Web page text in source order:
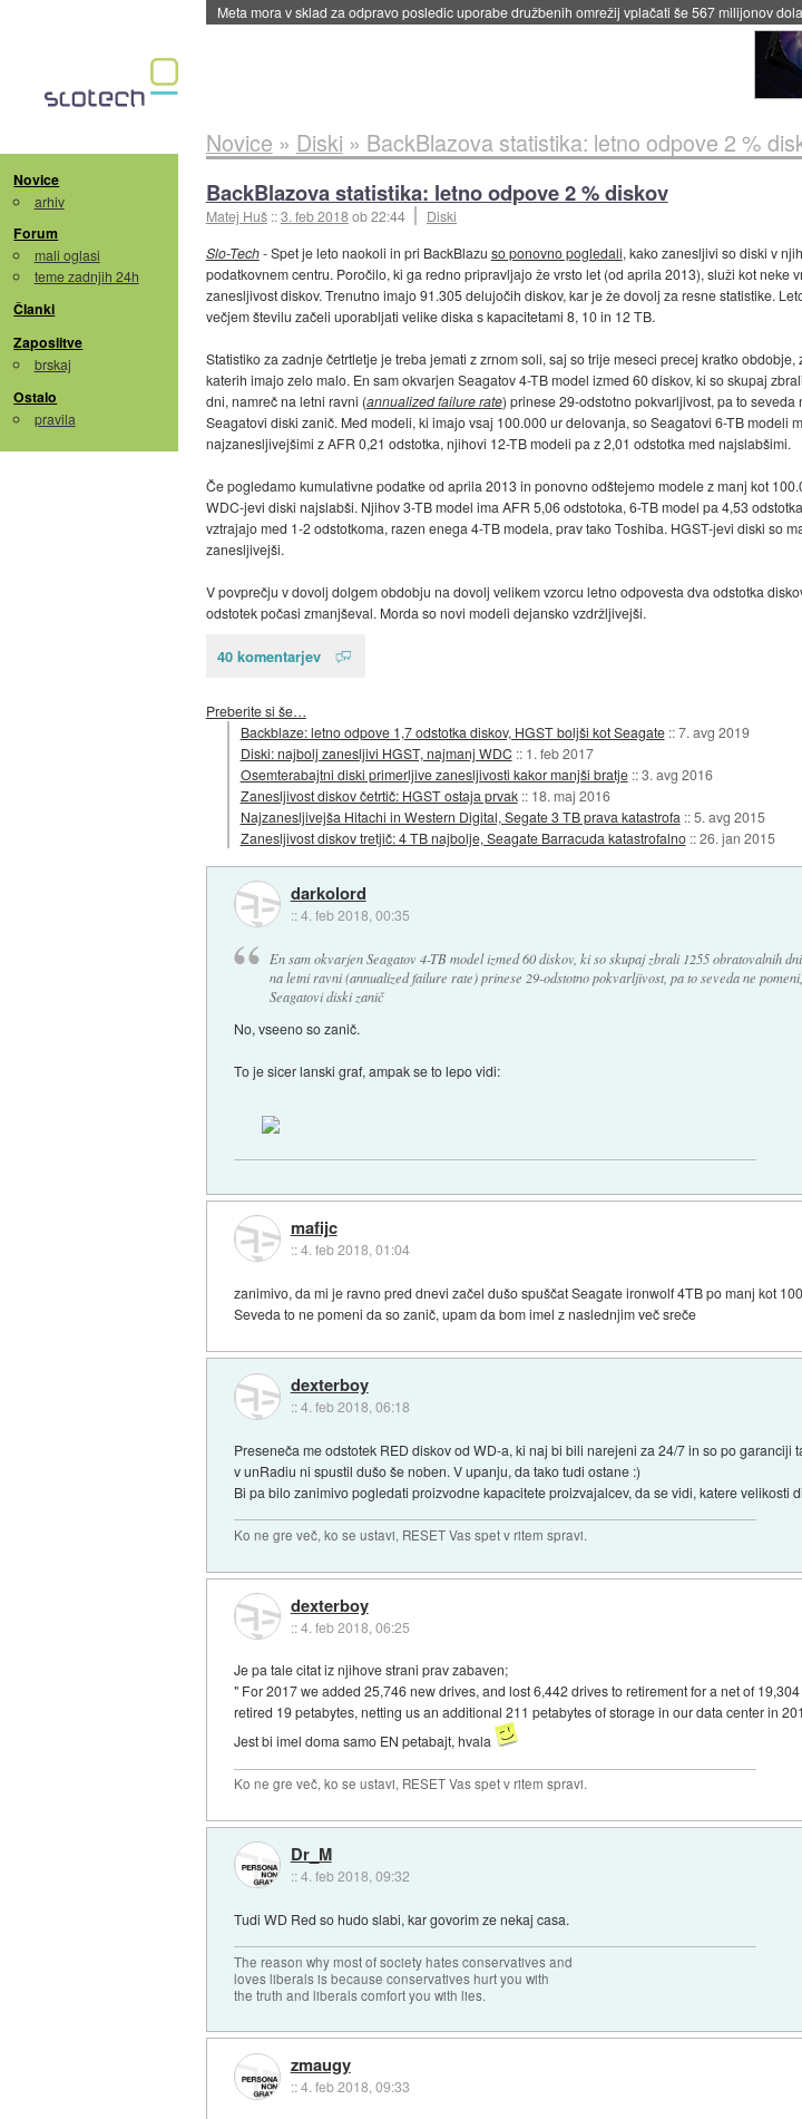
ByteDance trenira največji model umetne inteligence doslej::včeraj ob 21:37
Novice
arhiv
Forum
mali oglasi
teme zadnjih 24h
Članki
Zaposlitve
brskaj
Ostalo
pravila
Novice » Diski » BackBlazova statistika: letno odpove 2 %
BackBlazova statistika: letno odpove 2 % diskov
Matej Huš ::3. feb 2018ob 22:44
Diski
Slo-Tech- Spet je leto naokoli in pri BackBlazu so ponovno pogledali, kako zanesljivi so diski v
podatkovnem centru. Poročilo, ki ga redno pripravljajo že vrsto let (od aprila 2013), služi kot neke
zanesljivost diskov. Trenutno imajo 91.305 delujočih diskov, kar je že dovolj za resne statistike.
večjem številu začeli uporabljati velike diska s kapacitetami 8, 10 in 12 TB.
Statistiko za zadnje četrtletje je treba jemati z zrnom soli, saj so trije meseci precej kratko obdobje,
katerih imajo zelo malo. En sam okvarjen Seagatov 4-TB model izmed 60 diskov, ki so skupaj
dni, namreč na letni ravni (annualized failure rate) prinese 29-odstotno pokvarljivost, pa to seveda
Seagatovi diski zanič. Med modeli, ki imajo vsaj 100.000 ur delovanja, so Seagatovi 6-TB modeli
najzanesljivejšimi z AFR 0,21 odstotka, njihovi 12-TB modeli pa z 2,01 odstotka med najslabšimi.
Če pogledamo kumulativne podatke od aprila 2013 in ponovno odštejemo modele z manj kot
WDC-jevi diski najslabši. Njihov 3-TB model ima AFR 5,06 odstotoka, 6-TB model pa 4,53
vztrajajo med 1-2 odstotkoma, razen enega 4-TB modela, prav tako Toshiba. HGST-jevi diski so
zanesljivejši.
V povprečju v dovolj dolgem obdobju na dovolj velikem vzorcu letno odpovesta dva odstotka
odstotek počasi zmanjševal. Morda so novi modeli dejansko vzdržljivejši.
40 komentarjev
Preberite si še…
Backblaze: letno odpove 1,7 odstotka diskov, HGST boljši kot Seagate ::7. avg 2019
Diski: najbolj zanesljivi HGST, najmanj WDC :: 1. feb 2017
Osemterabajtni diski primerljive zanesljivosti kakor manjši bratje ::3. avg 2016
Zanesljivost diskov četrtič: HGST ostaja prvak :: 18. maj 2016
Najzanesljivejša Hitachi in Western Digital, Segate 3 TB prava katastrofa ::5. avg 2015
Zanesljivost diskov tretjič: 4 TB najbolje, Seagate Barracuda katastrofalno ::26. jan 2015
darkolord
::4. feb 2018, 00:35
En sam okvarjen Seagatov 4-TB model izmed 60 diskov, ki so skupaj zbrali 1255 obratovalnih
na letni ravni (annualized failure rate) prinese 29-odstotno pokvarljivost, pa to seveda ne
Seagatovi diski zanič
No, vseeno so zanič.
To je sicer lanski graf, ampak se to lepo vidi:
mafijc
::4. feb 2018, 01:04
zanimivo, da mi je ravno pred dnevi začel dušo spuščat Seagate ironwolf 4TB po manj kot
Seveda to ne pomeni da so zanič, upam da bom imel z naslednjim več sreče
dexterboy
::4. feb 2018, 06:18
Preseneča me odstotek RED diskov od WD-a, ki naj bi bili narejeni za 24/7 in so po
v unRadiu ni spustil dušo še noben. V upanju, da tako tudi ostane :)
Bi pa bilo zanimivo pogledati proizvodne kapacitete proizvajalcev, da se vidi, katere velikosti
Ko ne gre več, ko se ustavi, RESET Vas spet v ritem spravi.
dexterboy
::4. feb 2018, 06:25
Je pa tale citat iz njihove strani prav zabaven;
" For 2017 we added 25,746 new drives, and lost 6,442 drives to retirement for a net of
retired 19 petabytes, netting us an additional 211 petabytes of storage in our data center in
Jest bi imel doma samo EN petabajt, hvala
Ko ne gre več, ko se ustavi, RESET Vas spet v ritem spravi.
Dr_M
::4. feb 2018, 09:32
Tudi WD Red so hudo slabi, kar govorim ze nekaj casa.
The reason why most of society hates conservatives and
loves liberals is because conservatives hurt you with
the truth and liberals comfort you with lies.
zmaugy
::4. feb 2018, 09:33